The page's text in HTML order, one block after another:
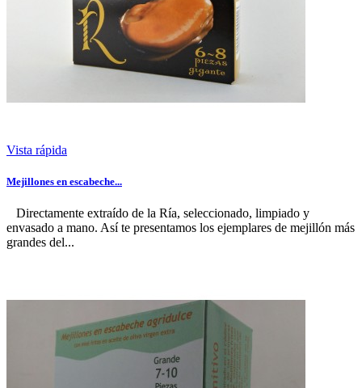
Vista rápida
Mejillones en escabeche...
Directamente extraído de la Ría, seleccionado, limpiado y
envasado a mano. Así te presentamos los ejemplares de mejillón más
grandes del...